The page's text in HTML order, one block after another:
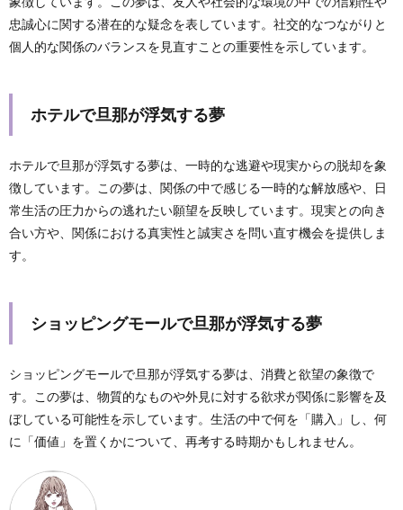
忠誠心に関する潜在的な疑念を表しています。社交的なつながりと
個人的な関係のバランスを見直すことの重要性を示しています。
ホテルで旦那が浮気する夢
ホテルで旦那が浮気する夢は、一時的な逃避や現実からの脱却を象
徴しています。この夢は、関係の中で感じる一時的な解放感や、日
常生活の圧力からの逃れたい願望を反映しています。現実との向き
合い方や、関係における真実性と誠実さを問い直す機会を提供しま
す。
ショッピングモールで旦那が浮気する夢
ショッピングモールで旦那が浮気する夢は、消費と欲望の象徴で
す。この夢は、物質的なものや外見に対する欲求が関係に影響を及
ぼしている可能性を示しています。生活の中で何を「購入」し、何
に「価値」を置くかについて、再考する時期かもしれません。